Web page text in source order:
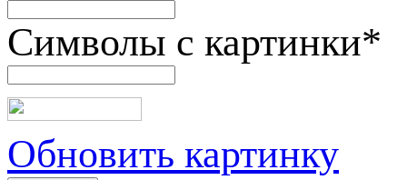
Символы с картинки*
Обновить картинку